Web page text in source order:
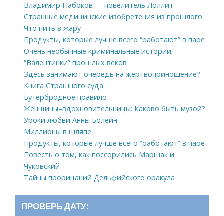
Владимир Набоков — повелитель Лоллит
Странные медицинские изобретения из прошлого
Что пить в жару
Продукты, которые лучше всего “работают” в паре
Очень необычные криминальные истории
“Валентинки” прошлых веков
Здесь занимают очередь на жертвоприношение?
Книга Страшного суда
Бутербродное правило
Женщины–вдохновительницы: Каково быть музой?
Уроки любви Анны Болейн
Миллионы в шляпе
Продукты, которые лучше всего “работают” в паре
Повесть о том, как поссорились Маршак и
Чуковский
Тайны прорицаний Дельфийского оракула
ПРОВЕРЬ ДАТУ: